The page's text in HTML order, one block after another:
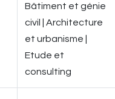
Bâtiment et génie
civil | Architecture
et urbanisme |
Etude et
consulting